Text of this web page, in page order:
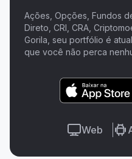
Ações, Opções, Fundos
Direto, CRI, CRA,
Gorila, seu portfólio é
que você não perca
Web